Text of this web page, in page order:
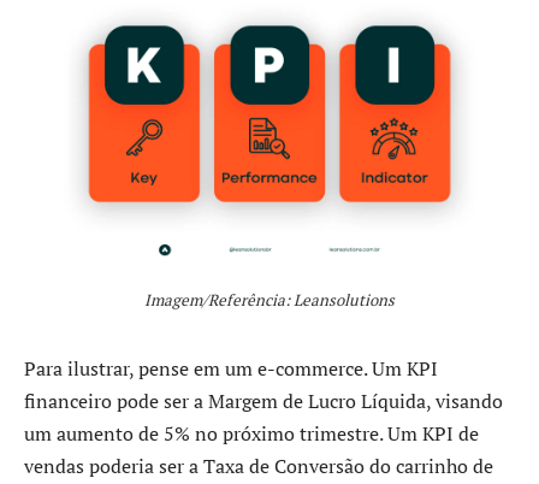
Imagem/Referência: Leansolutions
Para ilustrar, pense em um e-commerce. Um KPI
financeiro pode ser a Margem de Lucro Líquida, visando
um aumento de 5% no próximo trimestre. Um KPI de
vendas poderia ser a Taxa de Conversão do carrinho de